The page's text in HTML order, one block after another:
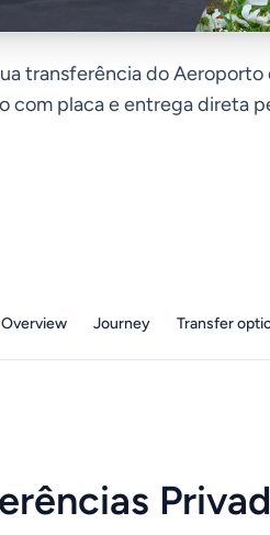
transferência do
com placa e entrega direta
Overview Journey Transfer